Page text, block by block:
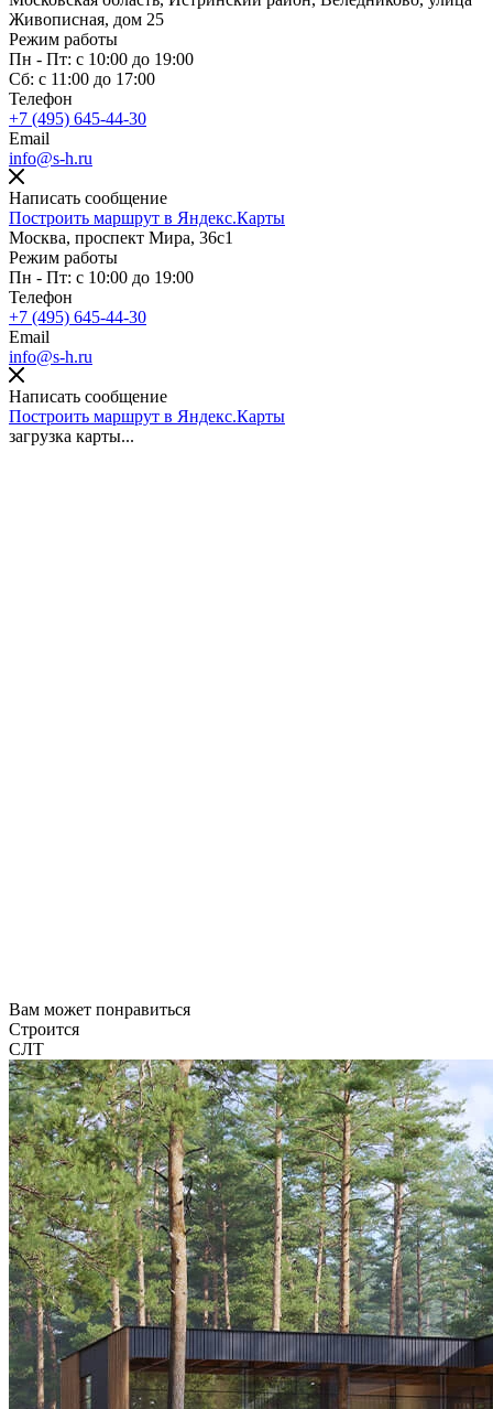
Живописная, дом 25
Режим работы
Пн - Пт: с 10:00 до 19:00
Сб: с 11:00 до 17:00
Телефон
+7 (495) 645-44-30
Email
info@s-h.ru
Написать сообщение
Построить маршрут в Яндекс.Карты
Москва, проспект Мира, 36с1
Режим работы
Пн - Пт: с 10:00 до 19:00
Телефон
+7 (495) 645-44-30
Email
info@s-h.ru
Написать сообщение
Построить маршрут в Яндекс.Карты
загрузка карты...
Вам может понравиться
Строится
СЛТ